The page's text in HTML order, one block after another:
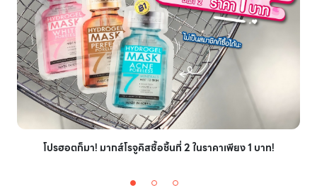
โปรฮอตก็มา! มากส์โรจูคิสซื้อชิ้นที่ 2 ในราคาเพียง 1 บาท!